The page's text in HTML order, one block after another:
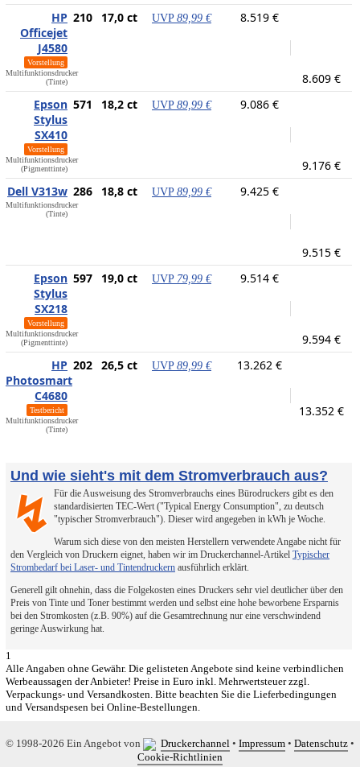
HP
Officejet
J4580
Vorstellung
Multifunktionsdrucker
(Tinte)
210 17,0 ct UVP 89,99 € 8.519 €
8.609 €
Epson
Stylus
SX410
Vorstellung
Multifunktionsdrucker
(Pigmenttinte)
571 18,2 ct UVP 89,99 € 9.086 €
9.176 €
Dell V313w
Multifunktionsdrucker
(Tinte)
286 18,8 ct UVP 89,99 € 9.425 €
9.515 €
Epson
Stylus
SX218
Vorstellung
Multifunktionsdrucker
(Pigmenttinte)
597 19,0 ct UVP 79,99 € 9.514 €
9.594 €
HP
Photosmart
C4680
Testbericht
Multifunktionsdrucker
(Tinte)
202 26,5 ct UVP 89,99 € 13.262 €
13.352 €
Und wie sieht's mit dem Stromverbrauch aus?
↯
Für die Ausweisung des Stromverbrauchs eines Bürodruckers gibt es den
standardisierten TEC-Wert ("Typical Energy Consumption", zu deutsch
"typischer Stromverbrauch"). Dieser wird angegeben in kWh je Woche.
Warum sich diese von den meisten Herstellern verwendete Angabe nicht für
den Vergleich von Druckern eignet, haben wir im Druckerchannel-Artikel Typischer
Strombedarf bei Laser- und Tintendruckern ausführlich erklärt.
Generell gilt ohnehin, dass die Folgekosten eines Druckers sehr viel deutlicher über den
Preis von Tinte und Toner bestimmt werden und selbst eine hohe beworbene Ersparnis
bei den Stromkosten (z.B. 90%) auf die Gesamtrechnung nur eine verschwindend
geringe Auswirkung hat.
1
Alle Angaben ohne Gewähr. Die gelisteten Angebote sind keine verbindlichen
Werbeaussagen der Anbieter! Preise in Euro inkl. Mehrwertsteuer zzgl.
Verpackungs- und Versandkosten. Bitte beachten Sie die Lieferbedingungen
und Versandspesen bei Online-Bestellungen.
© 1998-2026 Ein Angebot von Druckerchannel • Impressum • Datenschutz •
Cookie-Richtlinien